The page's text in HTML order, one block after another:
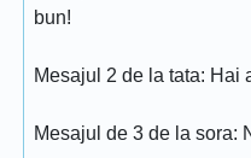
bun!
Mesajul 2 de la tata: Hai
Mesajul de 3 de la sora: